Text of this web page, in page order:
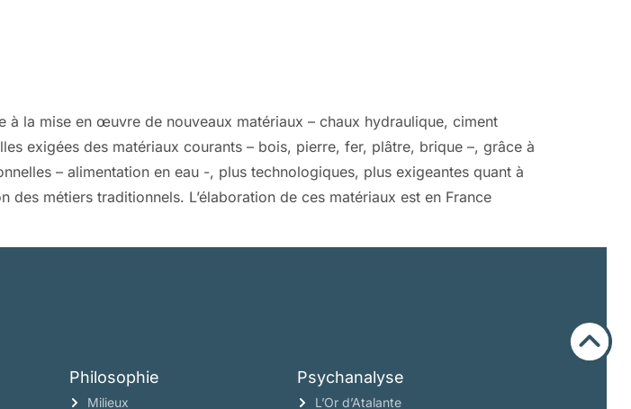
la mise en œuvre de nouveaux matériaux – chaux hydraulique, ciment
exigées des matériaux courants – bois, pierre, fer, plâtre, brique –, grâce à
– alimentation en eau -, plus technologiques, plus exigeantes quant à
métiers traditionnels. L’élaboration de ces matériaux est en France
Philosophie
Milieux
Psychanalyse
L’Or d’Atalante